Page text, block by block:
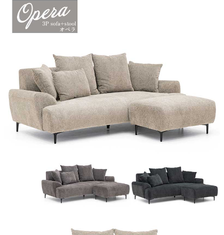
座面
Sバネ、ウレタン
シリコン、ウェービングベルト
素材
ファブリック
耐荷重(目安)
約240kg
梱包サイズ
約36.7/7.2/10.5kg